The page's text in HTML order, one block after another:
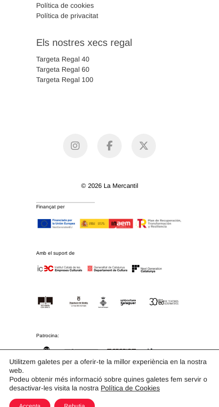
Política de cookies
Política de privacitat
Els nostres xecs regal
Targeta Regal 40
Targeta Regal 60
Targeta Regal 100
instagram
facebook
© 2026 La Mercantil
Finançat per
Amb el suport de
Patrocina:
Col·labora:
Utilitzem galetes per a oferir-te la millor experiència en la nostra
web.
Podeu obtenir més informació sobre quines galetes fem servir o
desactivar-les visita la nostra Política de Cookies